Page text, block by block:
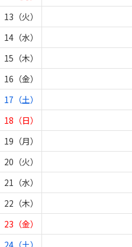
13（火）
14（水）
15（木）
16（金）
17（土）
18（日）
19（月）
20（火）
21（水）
22（木）
23（金）